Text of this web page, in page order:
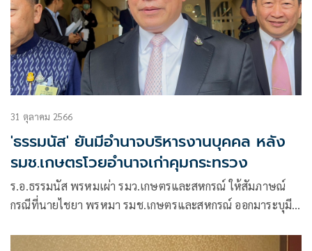
31 ตุลาคม 2566
'ธรรมนัส' ยันมีอำนาจบริหารงานบุคคล หลัง
รมช.เกษตรโวยอำนาจเก่าคุมกระทรวง
ร.อ.ธรรมนัส พรหมเผ่า รมว.เกษตรและสหกรณ์ ให้สัมภาษณ์
กรณีที่นายไชยา พรหมา รมช.เกษตรและสหกรณ์ ออกมาระบุมี
กระทรวงเกษตรไม่มีปัญหาอะไร มีแต่สื่อที่ไปถามนายไชยา และ